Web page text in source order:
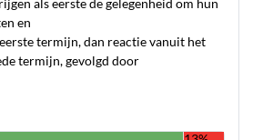
als eerste de gelegenheid om hun
en
termijn, dan reactie vanuit het
termijn, gevolgd door